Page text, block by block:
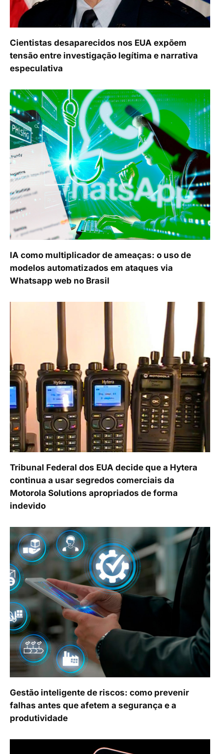
Cientistas desaparecidos nos EUA expõem
tensão entre investigação legítima e narrativa
especulativa
IA como multiplicador de ameaças: o uso de
modelos automatizados em ataques via
Whatsapp web no Brasil
Tribunal Federal dos EUA decide que a Hytera
continua a usar segredos comerciais da
Motorola Solutions apropriados de forma
indevido
Gestão inteligente de riscos: como prevenir
falhas antes que afetem a segurança e a
produtividade